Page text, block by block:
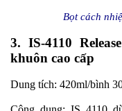
Bọt cách
3. IS-4110
khuôn cao cấp
Dung tích: 420ml/bình